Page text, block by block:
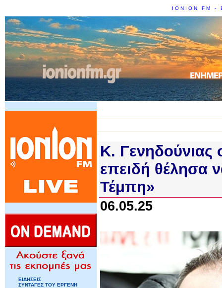
IONION FM -
ΕΙΔΗΣΕΙΣ
ΣΥΝΤΑΓΕΣ ΤΟΥ ΕΡΓΕΝΗ
Κ.
επειδή θέλησα
Τέμπη»
06.05.25